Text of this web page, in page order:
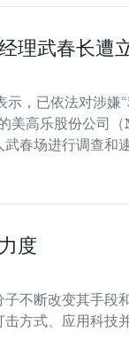
理武春长遭
，已依法对涉嫌
美高乐股份公司
春场进行调查和
度
不断改变其手段
方式、应用科技